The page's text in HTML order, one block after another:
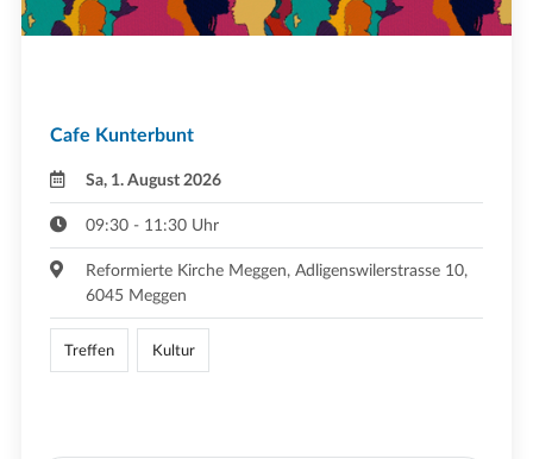
Cafe Kunterbunt
Sa, 1. August 2026
09:30 - 11:30 Uhr
Reformierte Kirche Meggen, Adligenswilerstrasse 10,
6045 Meggen
Treffen Kultur